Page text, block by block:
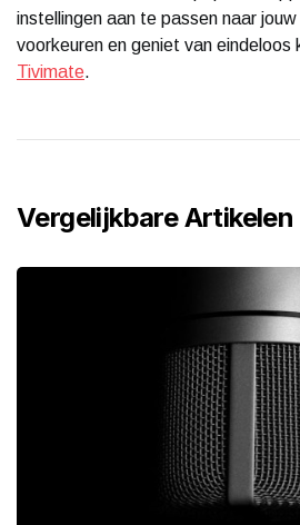
instellingen aan te passen naar
voorkeuren en geniet van eindeloos
Tivimate.
Vergelijkbare Artikelen